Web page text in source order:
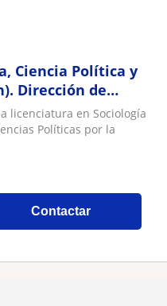
Ciencia Política y
Dirección de
licenciatura en Sociología
Políticas por la
Contactar